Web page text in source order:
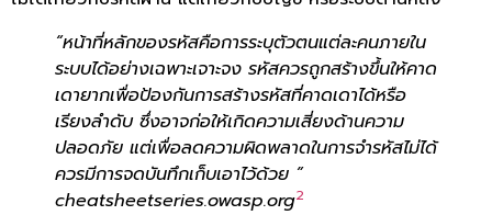
“หน้าที่หลักของรหัสคือการระบุตัวตนแต่ละคนภายใน
ระบบได้อย่างเฉพาะเจาะจง รหัสควรถูกสร้างขึ้นให้คาด
เดายากเพื่อป้องกันการสร้างรหัสที่คาดเดาได้หรือ
เรียงลำดับ ซึ่งอาจก่อให้เกิดความเสี่ยงด้านความ
ปลอดภัย แต่เพื่อลดความผิดพลาดในการจำรหัสไม่ได้
ควรมีการจดบันทึกเก็บเอาไว้ด้วย ”
cheatsheetseries.owasp.org2